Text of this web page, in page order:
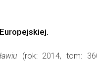
(rok: 2014, tom: